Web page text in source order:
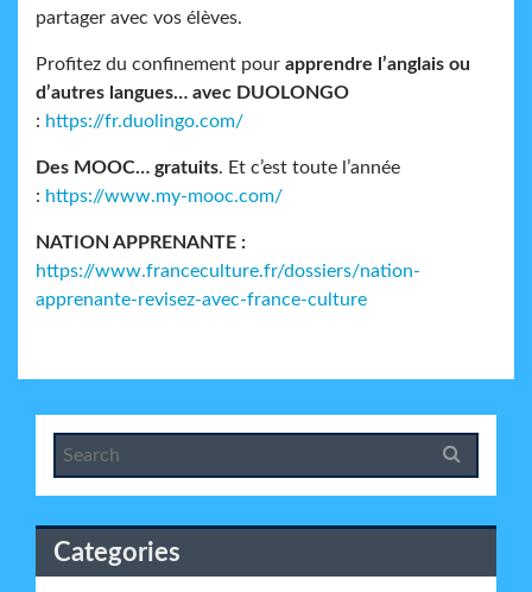
partager avec vos élèves.
Profitez du confinement pour apprendre l’anglais ou
d’autres langues… avec DUOLONGO
: https://fr.duolingo.com/
Des MOOC… gratuits. Et c’est toute l’année
: https://www.my-mooc.com/
NATION APPRENANTE :
https://www.franceculture.fr/dossiers/nation-
apprenante-revisez-avec-france-culture
Categories